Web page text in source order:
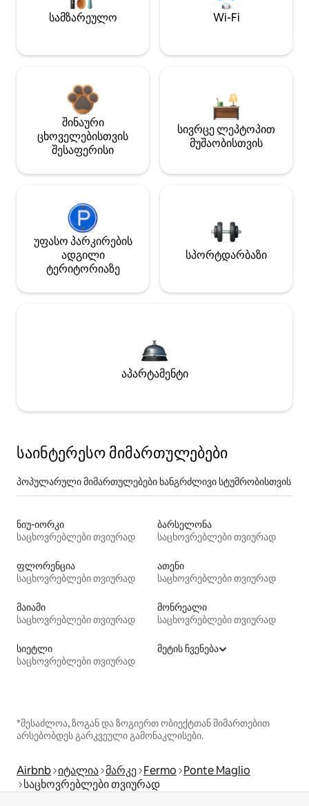
სამზარეულო Wi-Fi
შინაური
ცხოველებისთვის
შესაფერისი
სივრცე ლეპტოპით
მუშაობისთვის
უფასო პარკირების
ადგილი
ტერიტორიაზე
სპორტდარბაზი
აპარტამენტი
საინტერესო მიმართულებები
პოპულარული მიმართულებები ხანგრძლივი სტუმრობისთვის
ნიუ-იორკი
საცხოვრებლები თვიურად
ბარსელონა
საცხოვრებლები თვიურად
ფლორენცია
საცხოვრებლები თვიურად
ათენი
საცხოვრებლები თვიურად
მაიამი
საცხოვრებლები თვიურად
მონრეალი
საცხოვრებლები თვიურად
სიეტლი
საცხოვრებლები თვიურად
მეტის ჩვენება
*შესაძლოა, ზოგან და ზოგიერთ ობიექტთან მიმართებით
არსებობდეს გარკვეული გამონაკლისები.
Airbnb იტალია მარკე Fermo Ponte Maglio
საცხოვრებლები თვიურად